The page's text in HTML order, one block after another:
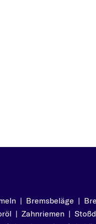
| Bremsbeläge |
| Zahnriemen |